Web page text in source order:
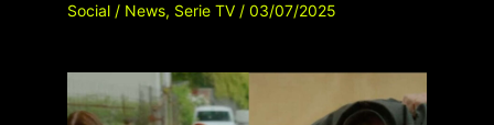
Social/ News, Serie TV/ 03/07/2025